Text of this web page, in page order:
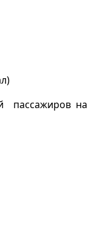
пассажиров на